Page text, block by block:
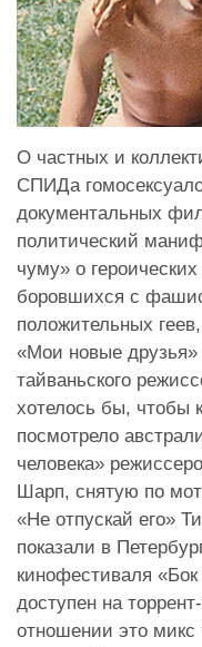
О частных и
СПИДа
документальных
политический
чуму» о
боровшихся с
положительных
«Мои новые друзья»
тайваньского
хотелось бы, чтобы
посмотрело
человека»
Шарп, снятую по
«Не отпускай его»
показали в
кинофестиваля «Бок
доступен на
отношении это